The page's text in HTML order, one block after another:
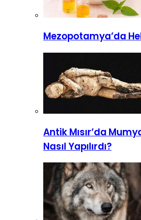
Mezopotamya’da
Antik Mısır’da
Nasıl Yapılırdı?